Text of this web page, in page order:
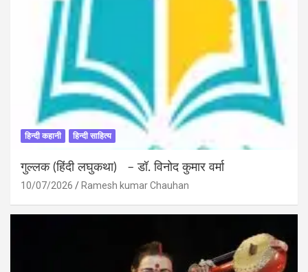
हिन्दी कहानी हिन्दी साहित्य
गुल्लक (हिंदी लघुकथा) – डॉ. विनोद कुमार वर्मा
10/07/2026 Ramesh kumar Chauhan